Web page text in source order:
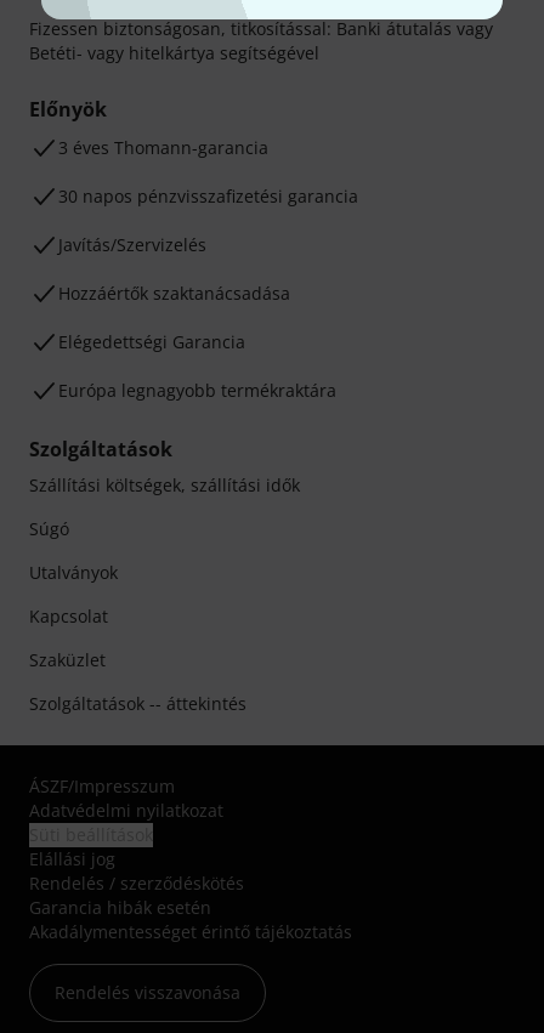
Fizessen biztonságosan, titkosítással: Banki átutalás vagy
Betéti- vagy hitelkártya segítségével
Előnyök
3 éves Thomann-garancia
30 napos pénzvisszafizetési garancia
Javítás/Szervizelés
Hozzáértők szaktanácsadása
Elégedettségi Garancia
Európa legnagyobb termékraktára
Szolgáltatások
Szállítási költségek, szállítási idők
Súgó
Utalványok
Kapcsolat
Szaküzlet
Szolgáltatások -- áttekintés
ÁSZF/Impresszum
Adatvédelmi nyilatkozat
Elállási jog
Rendelés / szerződéskötés
Garancia hibák esetén
Akadálymentességet érintő tájékoztatás
Rendelés visszavonása